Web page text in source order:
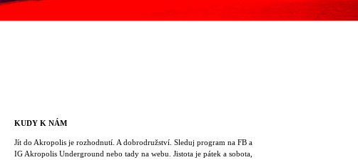
KUDY K NÁM
Jít do Akropolis je rozhodnutí. A dobrodružství. Sleduj program na FB a
IG Akropolis Underground nebo tady na webu. Jistota je pátek a sobota,